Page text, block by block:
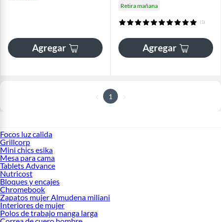
Agregar
Retira mañana
(1)
Agregar
1
Focos luz calida
Grillcorp
Mini chics esika
Mesa para cama
Tablets Advance
Nutricost
Bloques y encajes
Chromebook
Zapatos mujer Almudena miliani
Interiores de mujer
Polos de trabajo manga larga